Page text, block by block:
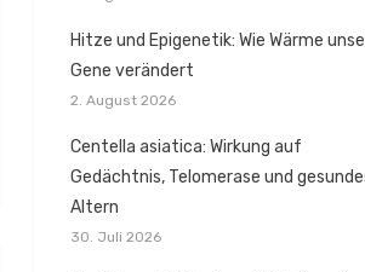
Hitze und Epigenetik: Wie Wärme
Gene verändert
2. August 2026
Centella asiatica: Wirkung auf
Gedächtnis, Telomerase und
Altern
30. Juli 2026